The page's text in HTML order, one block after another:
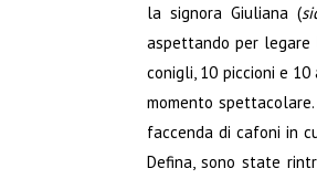
la signora Giuliana (
aspettando per legare
conigli, 10 piccioni e 10
momento spettacolare.
faccenda di cafoni in
Defina, sono state